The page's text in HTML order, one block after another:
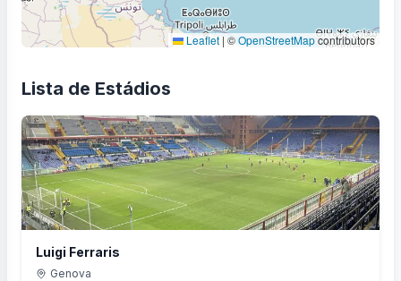
Leaflet | ©OpenStreetMapcontributors
Lista de Estádios
Luigi Ferraris
Genova